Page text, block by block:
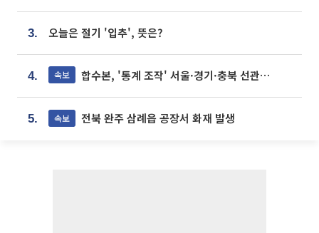
3. 오늘은 절기 '입추', 뜻은?
4. 속보 합수본, '통계 조작' 서울·경기·충북 선관위 등 추가 압수수색
5. 속보 전북 완주 삼례읍 공장서 화재 발생